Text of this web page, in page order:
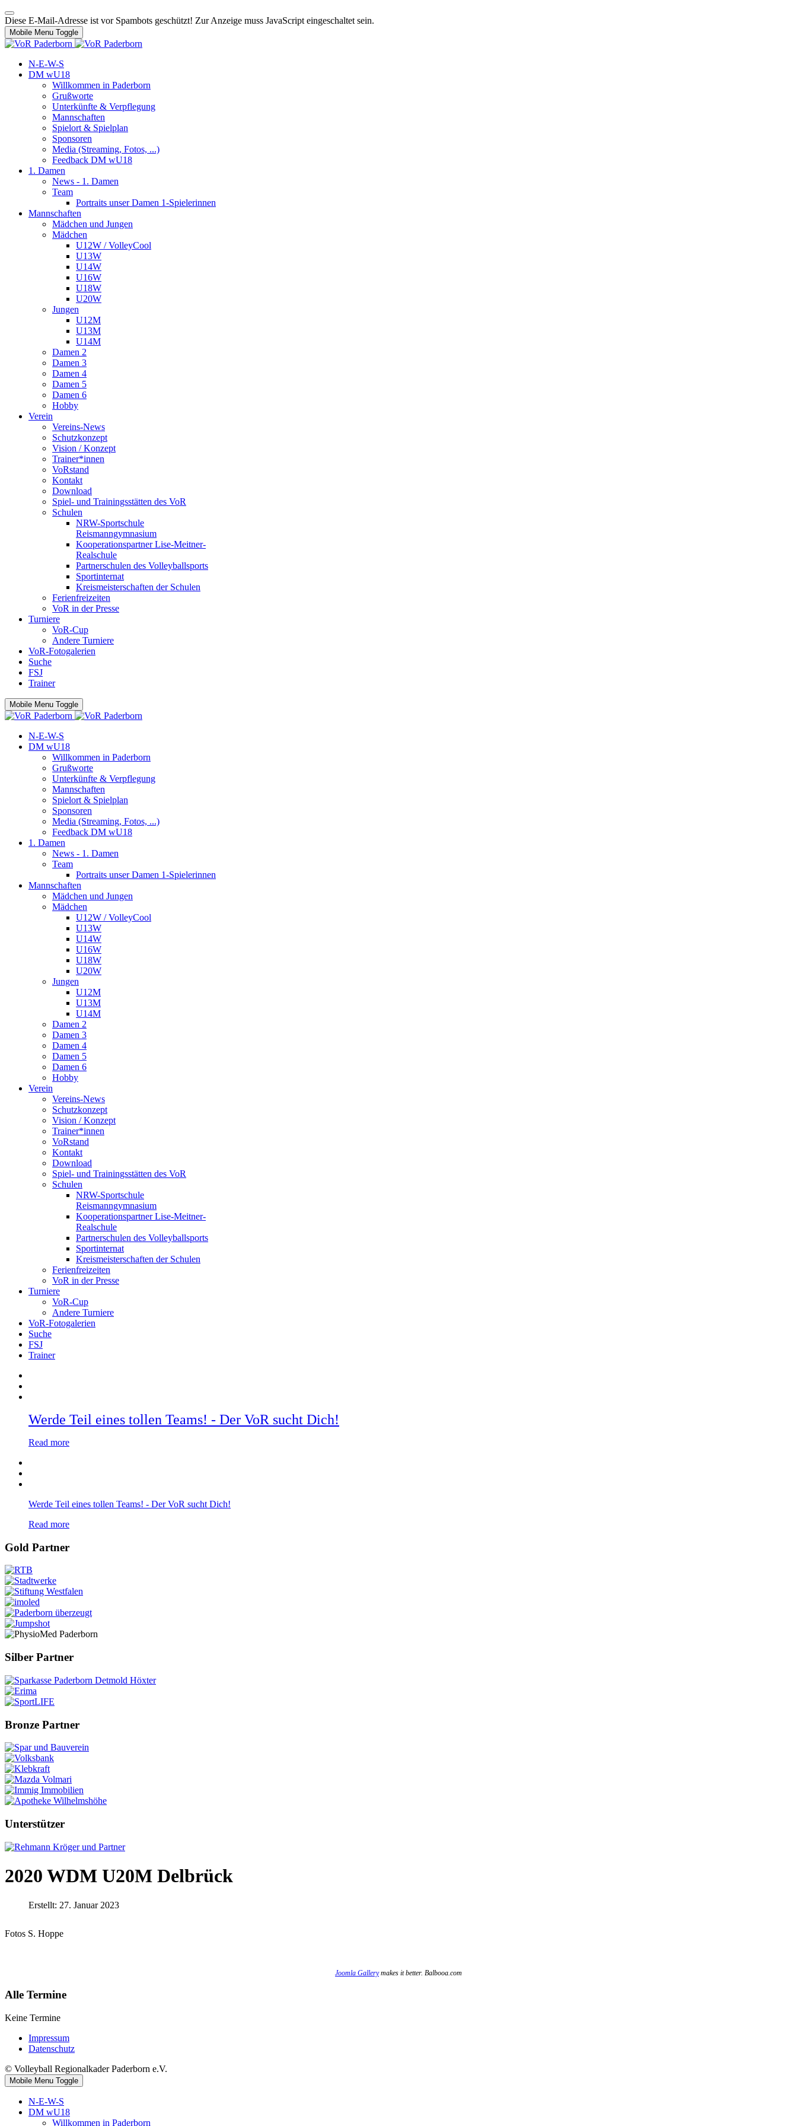
Diese E-Mail-Adresse ist vor Spambots geschützt! Zur Anzeige muss JavaScript eingeschaltet sein.
Mobile Menu Toggle
N-E-W-S
DM wU18
Willkommen in Paderborn
Grußworte
Unterkünfte & Verpflegung
Mannschaften
Spielort & Spielplan
Sponsoren
Media (Streaming, Fotos, ...)
Feedback DM wU18
1. Damen
News - 1. Damen
Team
Portraits unser Damen 1-Spielerinnen
Mannschaften
Mädchen und Jungen
Mädchen
U12W / VolleyCool
U13W
U14W
U16W
U18W
U20W
Jungen
U12M
U13M
U14M
Damen 2
Damen 3
Damen 4
Damen 5
Damen 6
Hobby
Verein
Vereins-News
Schutzkonzept
Vision / Konzept
Trainer*innen
VoRstand
Kontakt
Download
Spiel- und Trainingsstätten des VoR
Schulen
NRW-Sportschule
Reismanngymnasium
Kooperationspartner Lise-Meitner-
Realschule
Partnerschulen des Volleyballsports
Sportinternat
Kreismeisterschaften der Schulen
Ferienfreizeiten
VoR in der Presse
Turniere
VoR-Cup
Andere Turniere
VoR-Fotogalerien
Suche
FSJ
Trainer
Mobile Menu Toggle
N-E-W-S
DM wU18
Willkommen in Paderborn
Grußworte
Unterkünfte & Verpflegung
Mannschaften
Spielort & Spielplan
Sponsoren
Media (Streaming, Fotos, ...)
Feedback DM wU18
1. Damen
News - 1. Damen
Team
Portraits unser Damen 1-Spielerinnen
Mannschaften
Mädchen und Jungen
Mädchen
U12W / VolleyCool
U13W
U14W
U16W
U18W
U20W
Jungen
U12M
U13M
U14M
Damen 2
Damen 3
Damen 4
Damen 5
Damen 6
Hobby
Verein
Vereins-News
Schutzkonzept
Vision / Konzept
Trainer*innen
VoRstand
Kontakt
Download
Spiel- und Trainingsstätten des VoR
Schulen
NRW-Sportschule
Reismanngymnasium
Kooperationspartner Lise-Meitner-
Realschule
Partnerschulen des Volleyballsports
Sportinternat
Kreismeisterschaften der Schulen
Ferienfreizeiten
VoR in der Presse
Turniere
VoR-Cup
Andere Turniere
VoR-Fotogalerien
Suche
FSJ
Trainer
Werde Teil eines tollen Teams! - Der VoR sucht Dich!
Read more
Werde Teil eines tollen Teams! - Der VoR sucht Dich!
Read more
Gold Partner
Silber Partner
Bronze Partner
Unterstützer
2020 WDM U20M Delbrück
Erstellt: 27. Januar 2023
Fotos S. Hoppe
Joomla Gallerymakes it better. Balbooa.com
Alle Termine
Keine Termine
Impressum
Datenschutz
© Volleyball Regionalkader Paderborn e.V.
Mobile Menu Toggle
N-E-W-S
DM wU18
Willkommen in Paderborn